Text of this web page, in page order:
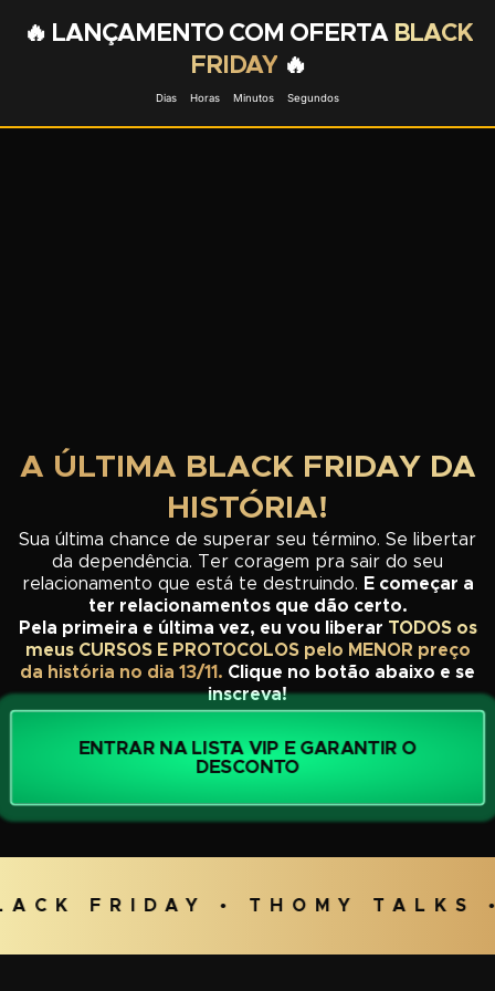
🔥 LANÇAMENTO COM OFERTA BLACK
FRIDAY🔥
Dias Horas Minutos Segundos
A ÚLTIMA BLACK FRIDAY DA
HISTÓRIA!
Sua última chance de superar seu término. Se libertar
da dependência. Ter coragem pra sair do seu
relacionamento que está te destruindo. E começar a
ter relacionamentos que dão certo.
Pela primeira e última vez, eu vou liberar TODOS os
meus CURSOS E PROTOCOLOS pelo MENOR preço
da história no dia 13/11. Clique no botão abaixo e se
inscreva!
ENTRAR NA LISTA VIP E GARANTIR O
DESCONTO
FRIDAY • THOMY TALKS